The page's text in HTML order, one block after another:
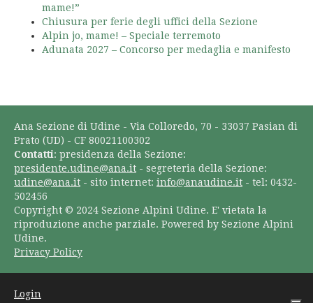
mame!”
Chiusura per ferie degli uffici della Sezione
Alpin jo, mame! – Speciale terremoto
Adunata 2027 – Concorso per medaglia e manifesto
Ana Sezione di Udine - Via Colloredo, 70 - 33037 Pasian di
Prato (UD) - CF 80021100302
Contatti: presidenza della Sezione:
presidente.udine@ana.it - segreteria della Sezione:
udine@ana.it - sito internet: info@anaudine.it - tel: 0432-
502456
Copyright © 2024 Sezione Alpini Udine. E' vietata la
riproduzione anche parziale. Powered by Sezione Alpini
Udine.
Privacy Policy
Login